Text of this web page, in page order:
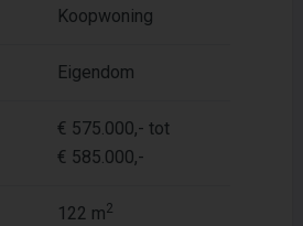
Koopwoning
Eigendom
€ 575.000,- tot
€ 585.000,-
122 m2